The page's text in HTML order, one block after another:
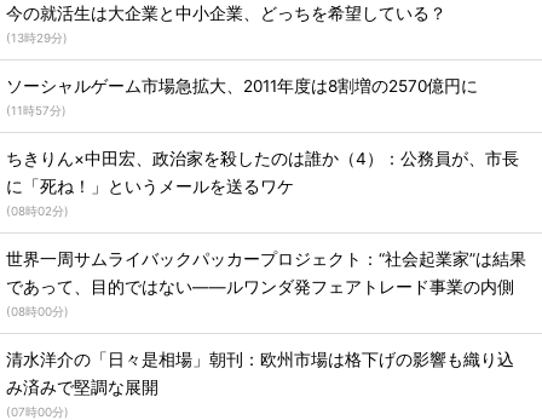
今の就活生は大企業と中小企業、どっちを希望している？
(13時29分)
ソーシャルゲーム市場急拡大、2011年度は8割増の2570億円に
(11時57分)
ちきりん×中田宏、政治家を殺したのは誰か（4）：公務員が、市長
に「死ね！」というメールを送るワケ
(08時02分)
世界一周サムライバックパッカープロジェクト：“社会起業家”は結果
であって、目的ではない――ルワンダ発フェアトレード事業の内側
(08時00分)
清水洋介の「日々是相場」朝刊：欧州市場は格下げの影響も織り込
み済みで堅調な展開
(07時00分)